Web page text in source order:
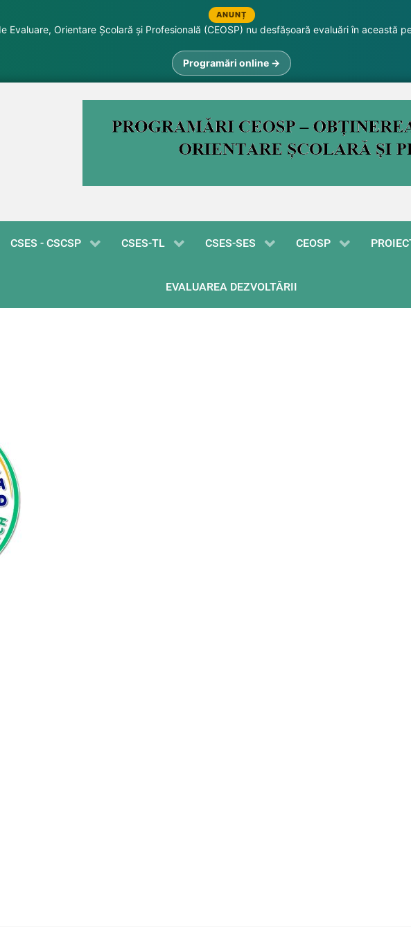
ANUNȚ
Evaluare, Orientare Școlară și Profesională (CEOSP) nu desfășoară evaluări în această
Programări online →
CSES - CSCSP CSES-TL CSES-SES CEOSP
EVALUAREA DEZVOLTĂRII